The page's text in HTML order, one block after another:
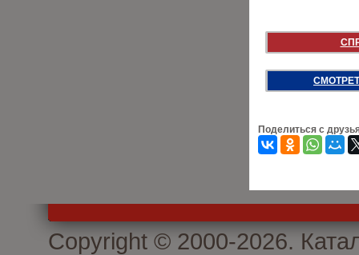
Поделиться с
Copyright © 2000-2026.